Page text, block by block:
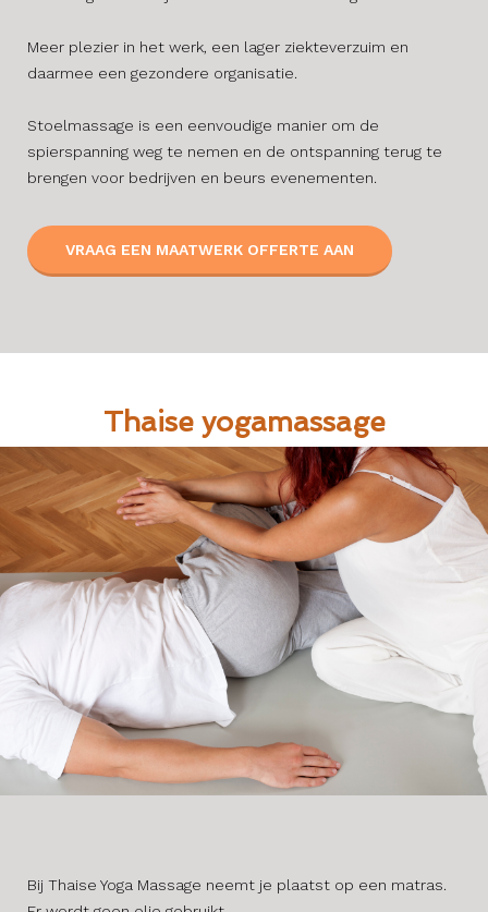
Meer plezier in het werk, een lager ziekteverzuim en
daarmee een gezondere organisatie.
Stoelmassage is een eenvoudige manier om de
spierspanning weg te nemen en de ontspanning terug te
brengen voor bedrijven en beurs evenementen.
VRAAG EEN MAATWERK OFFERTE AAN
Thaise yogamassage
Bij Thaise Yoga Massage neemt je plaatst op een matras.